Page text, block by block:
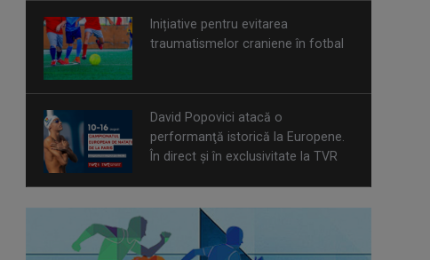
Inițiative pentru evitarea
traumatismelor craniene în fotbal
David Popovici atacă o
performanţă istorică la Europene.
În direct şi în exclusivitate la TVR
Spectacol total la TVR: David
Popovici și tricolorii luptă pentru
aur la Europenele de Natație de la